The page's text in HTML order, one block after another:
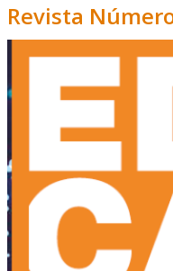
Revista